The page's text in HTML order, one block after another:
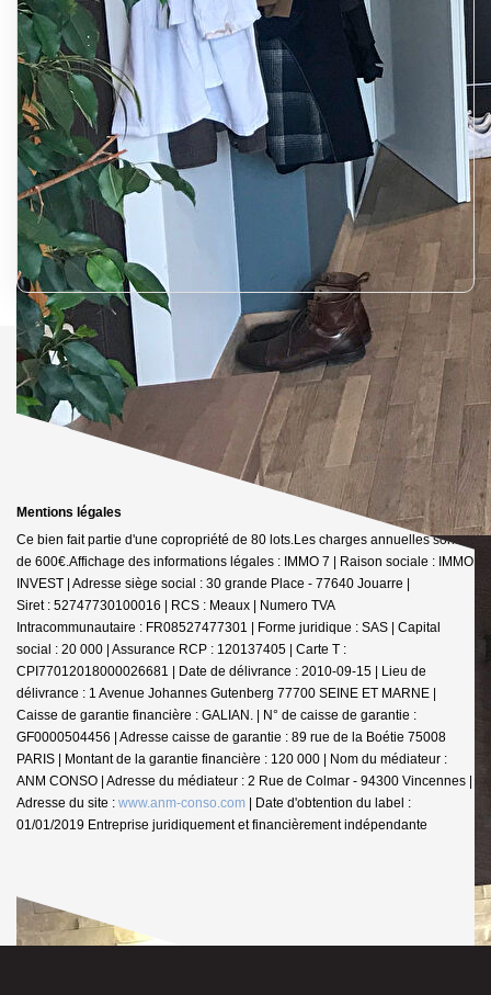
Mentions légales
Ce bien fait partie d'une copropriété de 80 lots.Les charges annuelles sont
de 600€. Affichage des informations légales : IMMO 7 | Raison sociale : IMMO
INVEST | Adresse siège social : 30 grande Place - 77640 Jouarre |
Siret : 52747730100016 | RCS : Meaux | Numero TVA
Intracommunautaire : FR08527477301 | Forme juridique : SAS | Capital
social : 20 000 | Assurance RCP : 120137405 | Carte T :
CPI77012018000026681 | Date de délivrance : 2010-09-15 | Lieu de
délivrance : 1 Avenue Johannes Gutenberg 77700 SEINE ET MARNE |
Caisse de garantie financière : GALIAN. | N° de caisse de garantie :
GF0000504456 | Adresse caisse de garantie : 89 rue de la Boétie 75008
PARIS | Montant de la garantie financière : 120 000 | Nom du médiateur :
ANM CONSO | Adresse du médiateur : 2 Rue de Colmar - 94300 Vincennes |
Adresse du site : www.anm-conso.com | Date d'obtention du label :
01/01/2019 Entreprise juridiquement et financièrement indépendante